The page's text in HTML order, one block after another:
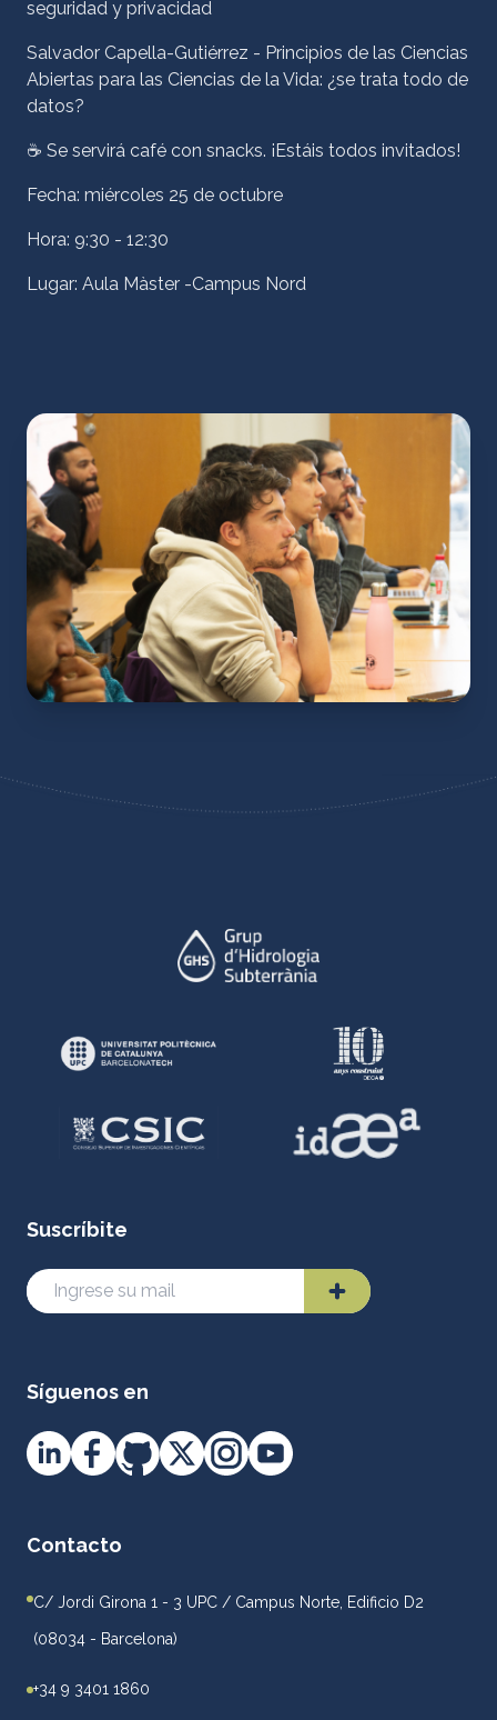
seguridad y privacidad
Salvador Capella-Gutiérrez - Principios de las Ciencias
Abiertas para las Ciencias de la Vida: ¿se trata todo de
datos?
☕ Se servirá café con snacks. ¡Estáis todos invitados!
Fecha: miércoles 25 de octubre
Hora: 9:30 - 12:30
Lugar: Aula Màster -Campus Nord
Suscríbite
Síguenos en
Contacto
C/ Jordi Girona 1 - 3 UPC / Campus Norte, Edificio D2
(08034 - Barcelona)
+34 9 3401 1860